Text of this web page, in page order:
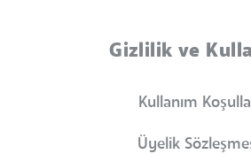
Gizlilik ve
Kullanım
Üyelik